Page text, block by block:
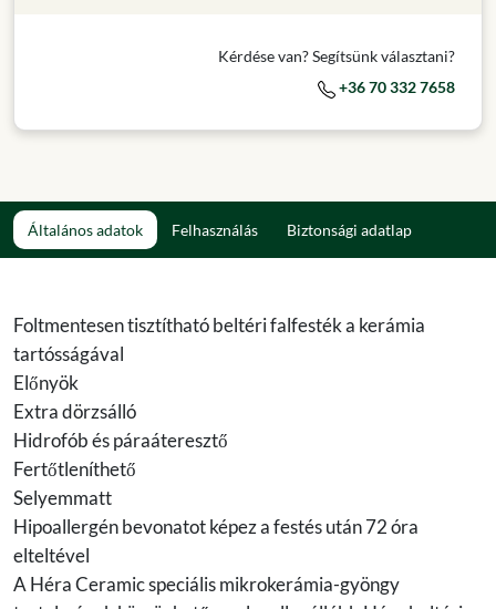
Kérdése van? Segítsünk választani?
+36 70 332 7658
Általános adatok Felhasználás Biztonsági adatlap
Foltmentesen tisztítható beltéri falfesték a kerámia
tartósságával
Előnyök
Extra dörzsálló
Hidrofób és páraáteresztő
Fertőtleníthető
Selyemmatt
Hipoallergén bevonatot képez a festés után 72 óra
elteltével
A Héra Ceramic speciális mikrokerámia-gyöngy